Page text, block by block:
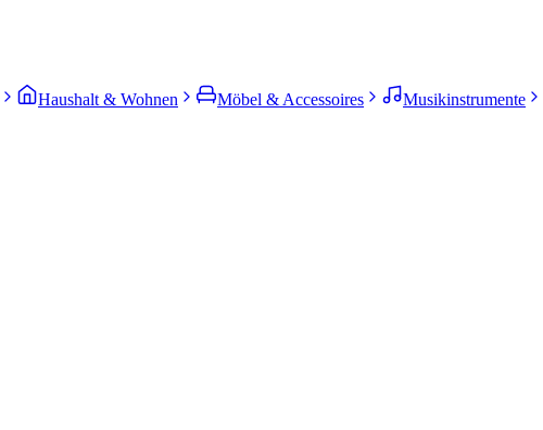
Haushalt & Wohnen Möbel & Accessoires Musikinstrumente